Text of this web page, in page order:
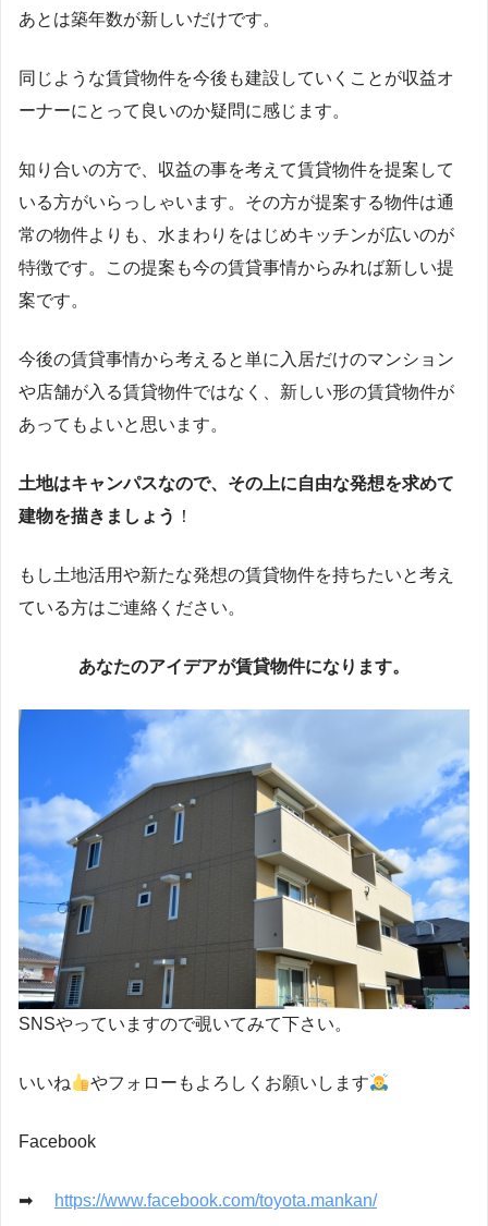
あとは築年数が新しいだけです。
同じような賃貸物件を今後も建設していくことが収益オ
ーナーにとって良いのか疑問に感じます。
知り合いの方で、収益の事を考えて賃貸物件を提案して
いる方がいらっしゃいます。その方が提案する物件は通
常の物件よりも、水まわりをはじめキッチンが広いのが
特徴です。この提案も今の賃貸事情からみれば新しい提
案です。
今後の賃貸事情から考えると単に入居だけのマンション
や店舗が入る賃貸物件ではなく、新しい形の賃貸物件が
あってもよいと思います。
土地はキャンパスなので、その上に自由な発想を求めて
建物を描きましょう ！
もし土地活用や新たな発想の賃貸物件を持ちたいと考え
ている方はご連絡ください。
あなたのアイデアが賃貸物件になります。
SNSやっていますので覗いてみて下さい。
いいね やフォローもよろしくお願いします
Facebook
➡ https://www.facebook.com/toyota.mankan/